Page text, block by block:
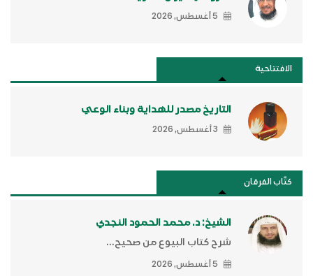
5 أغسطس, 2026
الافتتاحية
التاريخ مصدر للهداية وبناء الوعي
3 أغسطس, 2026
كتَّاب الفرقان
الشيخ: د. محمد الحمود النجدي
شرح كتاب البيوع من صحيح...
5 أغسطس, 2026